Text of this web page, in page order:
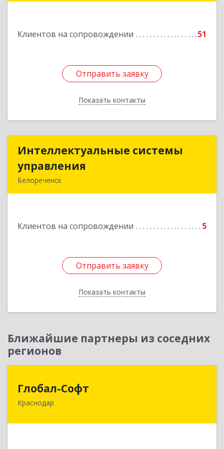
Клиентов на сопровождении 51
Отправить заявку
Показать контакты
Отправить заявку
Назад
Интеллектуальные системы
управления
Белореченск
Клиентов на сопровождении 5
Отправить заявку
Показать контакты
Интеллектуальные системы
Подробнее
Отправить заявку
Назад
Ближайшие партнеры из соседних
регионов
Глобал-Софт
Краснодар350018, Краснодарский край, Краснодар г,